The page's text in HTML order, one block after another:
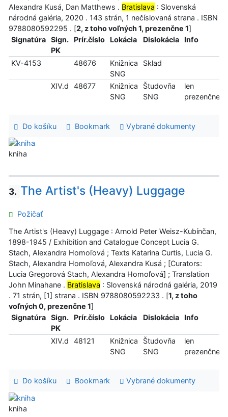
Alexandra Kusá, Dan Matthews . Bratislava : Slovenská
národná galéria, 2020 . 143 strán, 1 nečíslovaná strana . ISBN
9788080592295 . [2, z toho voľných 1, prezenčne 1]
Signatúra
Sign.
PK
Prír.číslo Lokácia Dislokácia Info
KV-4153 48676
Knižnica
SNG
Sklad
XIV.d 48677
Knižnica
SNG
Študovňa
SNG
len
prezenčne
Do košíku Bookmark Vybrané dokumenty
kniha
3. The Artist's (Heavy) Luggage
Požičať
The Artist's (Heavy) Luggage : Arnold Peter Weisz-Kubínčan,
1898-1945 / Exhibition and Catalogue Concept Lucia G.
Stach, Alexandra Homoľová ; Texts Katarina Curtis, Lucia G.
Stach, Alexandra Homoľová, Alexandra Kusá ; [Curators:
Lucia Gregorová Stach, Alexandra Homoľová] ; Translation
John Minahane . Bratislava : Slovenská národná galéria, 2019
. 71 strán, [1] strana . ISBN 9788080592233 . [1, z toho
voľných 0, prezenčne 1]
Signatúra
Sign.
PK
Prír.číslo Lokácia Dislokácia Info
XIV.d 48121
Knižnica
SNG
Študovňa
SNG
len
prezenčne
Do košíku Bookmark Vybrané dokumenty
kniha